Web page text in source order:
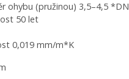
ohybu (pružinou) 3,5–4,5 *DN
50 let
0,019 mm/m*K